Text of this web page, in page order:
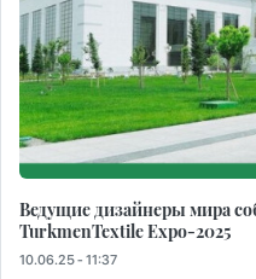
Ведущие дизайнеры мира
TurkmenTextile Expo-2025
10.06.25 - 11:37